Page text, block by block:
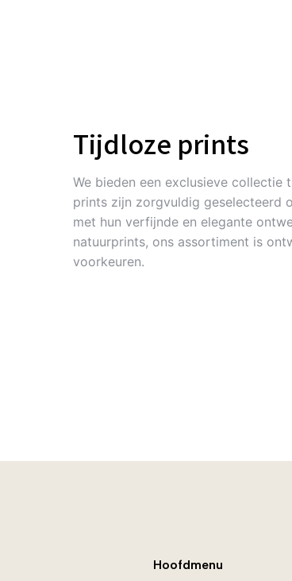
Tijdloze prints
We bieden een exclusieve
prints zijn zorgvuldig geselecteerd
met hun verfijnde en elegante
natuurprints, ons assortiment is
voorkeuren.
Hoofdmenu